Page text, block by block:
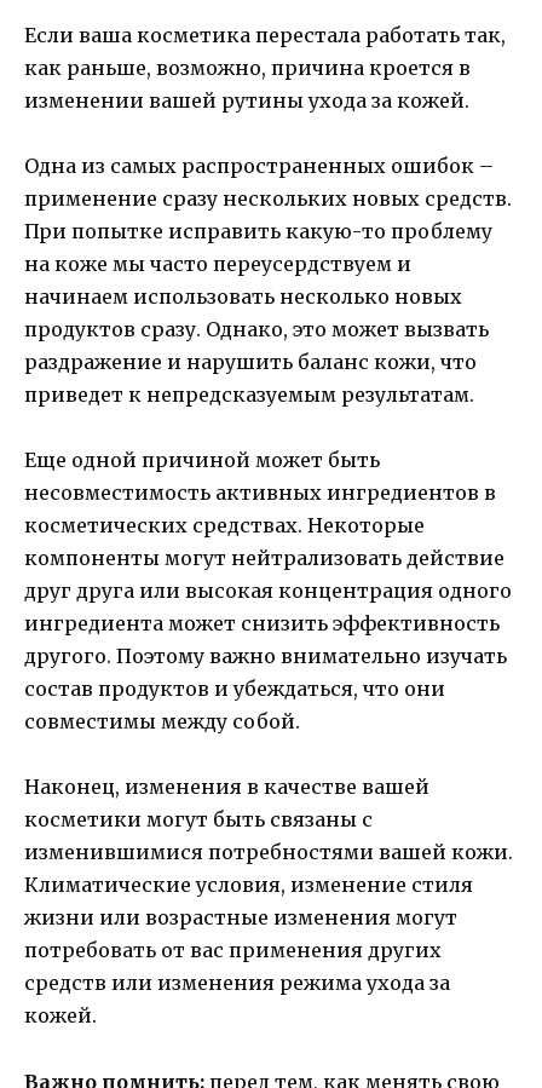
Если ваша косметика перестала работать так,
как раньше, возможно, причина кроется в
изменении вашей рутины ухода за кожей.
Одна из самых распространенных ошибок –
применение сразу нескольких новых средств.
При попытке исправить какую-то проблему
на коже мы часто переусердствуем и
начинаем использовать несколько новых
продуктов сразу. Однако, это может вызвать
раздражение и нарушить баланс кожи, что
приведет к непредсказуемым результатам.
Еще одной причиной может быть
несовместимость активных ингредиентов в
косметических средствах. Некоторые
компоненты могут нейтрализовать действие
друг друга или высокая концентрация одного
ингредиента может снизить эффективность
другого. Поэтому важно внимательно изучать
состав продуктов и убеждаться, что они
совместимы между собой.
Наконец, изменения в качестве вашей
косметики могут быть связаны с
изменившимися потребностями вашей кожи.
Климатические условия, изменение стиля
жизни или возрастные изменения могут
потребовать от вас применения других
средств или изменения режима ухода за
кожей.
Важно помнить: перед тем, как менять свою